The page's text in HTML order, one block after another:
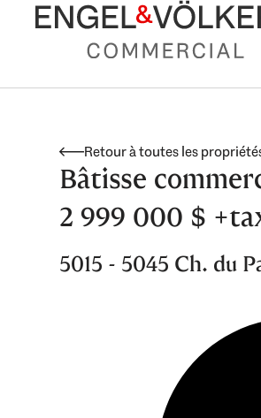
Retour à toutes les
Bâtisse
2 999 000 $
5015 - 5045 Ch. du